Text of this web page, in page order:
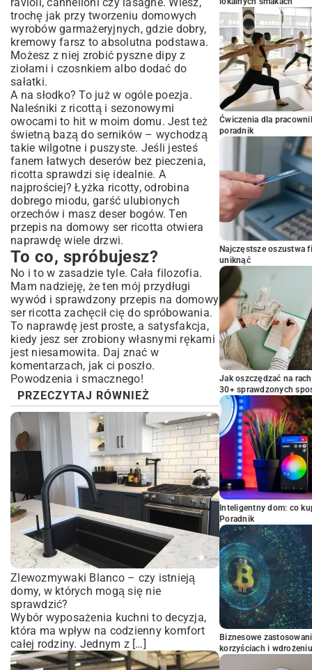
trochę jak przy tworzeniu domowych
wyrobów garmażeryjnych, gdzie dobry,
kremowy farsz to absolutna podstawa.
Możesz z niej zrobić pyszne dipy z
ziołami i czosnkiem albo dodać do
sałatki.
A na słodko? To już w ogóle poezja.
Naleśniki z ricottą i sezonowymi
owocami to hit w moim domu. Jest też
świetną bazą do serników – wychodzą
takie wilgotne i puszyste. Jeśli jesteś
fanem łatwych deserów bez pieczenia,
ricotta sprawdzi się idealnie. A
najprościej? Łyżka ricotty, odrobina
dobrego miodu, garść ulubionych
orzechów i masz deser bogów. Ten
przepis na domowy ser ricotta otwiera
naprawdę wiele drzwi.
To co, spróbujesz?
No i to w zasadzie tyle. Cała filozofia.
Mam nadzieję, że ten mój przydługi
wywód i sprawdzony przepis na domowy
ser ricotta zachęcił cię do spróbowania.
To naprawdę jest proste, a satysfakcja,
kiedy jesz ser zrobiony własnymi rękami
jest niesamowita. Daj znać w
komentarzach, jak ci poszło.
Powodzenia i smacznego!
PRZECZYTAJ RÓWNIEŻ
Zlewozmywaki Blanco – czy istnieją
domy, w których mogą się nie
sprawdzić?
Wybór wyposażenia kuchni to decyzja,
która ma wpływ na codzienny komfort
całej rodziny. Jednym z […]
Ćwiczenia dla
poradnik
Najczęstsze oszustwa
uniknąć
Jak oszczędzać na
30+ sprawdzonych
Inteligentny dom: co
Poradnik
Biznesowe
korzyściach i wdrożeniu